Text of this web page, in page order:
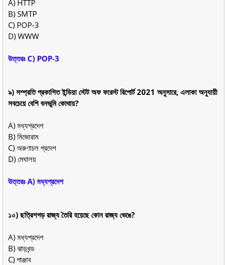
A) HTTP
B) SMTP
C) POP-3
D) WWW
উত্তরঃ C) POP-3
৯) সম্প্রতি প্রকাশিত ইন্ডিয়া স্টেট অফ ফরেস্ট রিপোর্ট 2021 অনুসারে, এলাকা অনুযায়ী
সবচেয়ে বেশি বনভূমি কোথায়?
A) মধ্যপ্রদেশ
B) মিজোরাম
C) অরুণাচল প্রদেশ
D) মেঘালয়
উত্তরঃ A) মধ্যপ্রদেশ
১০) ছত্রিশগড় রাজ্য তৈরি হয়েছে কোন রাজ্য ভেঙে?
A) মধ্যপ্রদেশ
B) ঝাড়খন্ড
C) পাঞ্জাব